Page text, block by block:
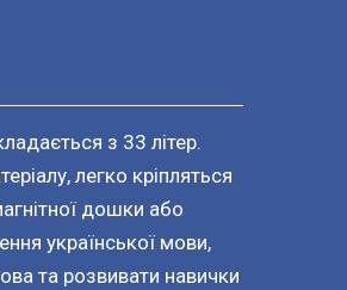
з 33 літер.
легко кріпляться
дошки або
української мови,
та розвивати навички